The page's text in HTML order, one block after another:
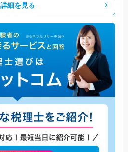
詳細を見る